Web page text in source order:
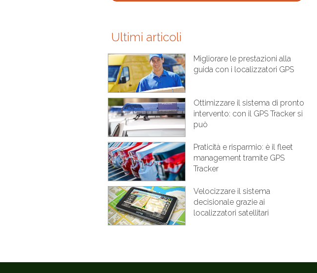
Ultimi articoli
Migliorare le prestazioni alla
guida con i localizzatori GPS
Ottimizzare il sistema di pronto
intervento: con il GPS Tracker si
può
Praticità e risparmio: è il fleet
management tramite GPS
Tracker
Velocizzare il sistema
decisionale grazie ai
localizzatori satellitari